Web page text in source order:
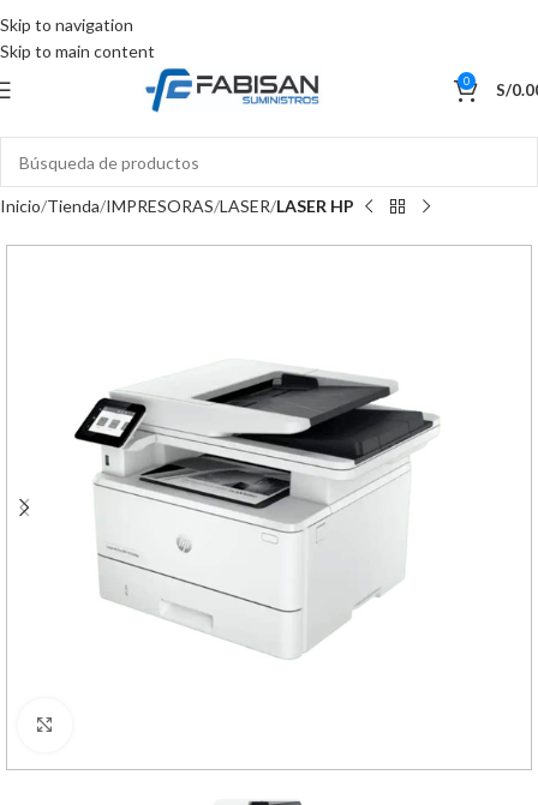
Skip to navigation
Skip to main content
0 S/
Inicio Tienda IMPRESORAS LASER LASER HP